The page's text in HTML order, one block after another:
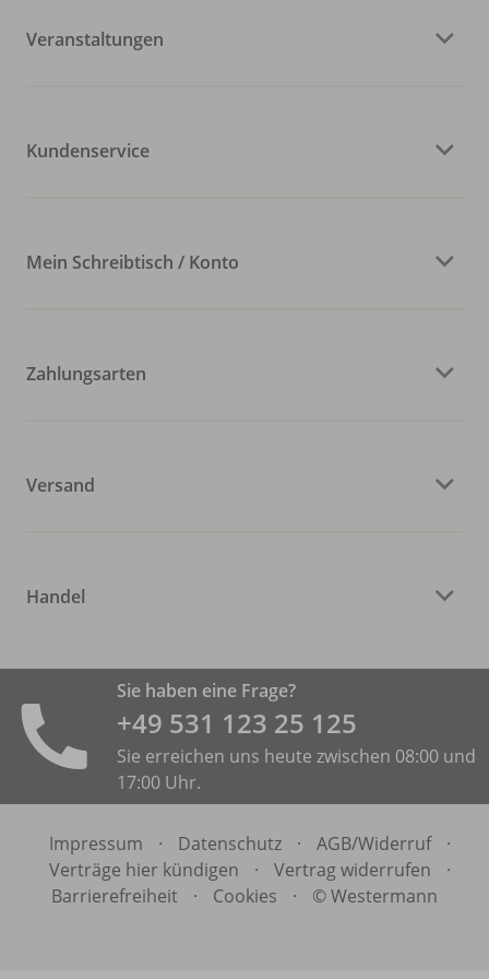
Veranstaltungen
Kundenservice
Mein Schreibtisch / Konto
Zahlungsarten
Versand
Handel
Sie haben eine Frage?
+49 531 ­123 25 125
Sie erreichen uns heute zwischen 08:00 und
17:00 Uhr.
Impressum · Datenschutz · AGB/Widerruf
·
Verträge hier kündigen
· Vertrag widerrufen
·
Barrierefreiheit
· Cookies · © Westermann